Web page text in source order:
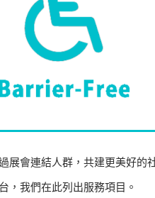
展會連結人群，共建更美好的
，我們在此列出服務項目。